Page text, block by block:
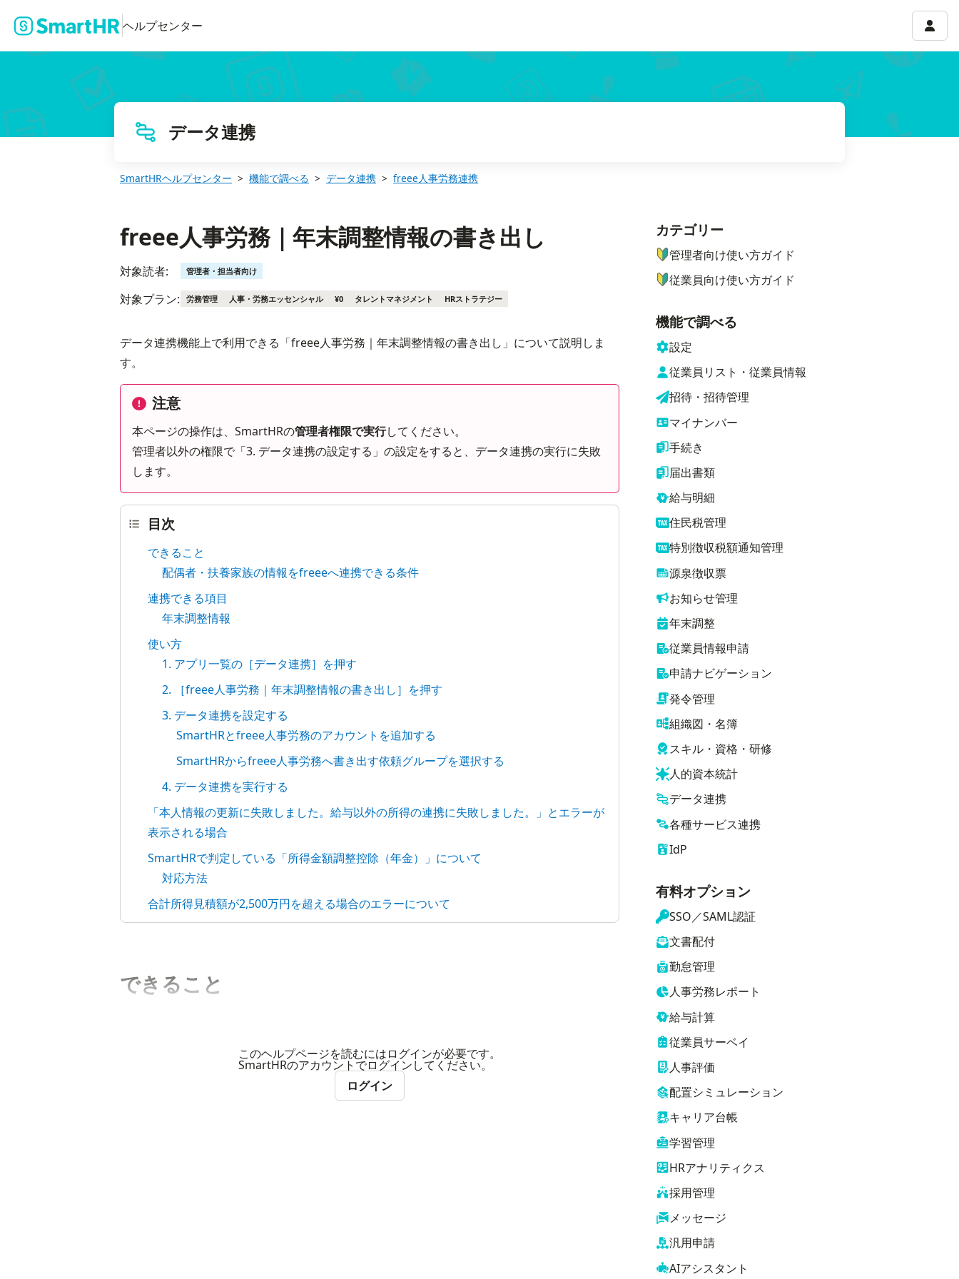
ヘルプセンター アカ
データ連携
SmartHRヘルプセンター 機能で調べる データ連携 freee人事労務連携
freee人事労務｜年末調整情報の書き出し
対象読者: 管理者・担当者向け
対象プラン: 労務管理 人事・労務エッセンシャル ¥0 タレントマネジメント HRストラテジー
データ連携機能上で利用できる「freee人事労務｜年末調整情報の書き出し」について説明しま
す。
注意
本ページの操作は、SmartHRの管理者権限で実行してください。
管理者以外の権限で「3. データ連携の設定する」の設定をすると、データ連携の実行に失敗
します。
目次
できること
配偶者・扶養家族の情報をfreeeへ連携できる条件
連携できる項目
年末調整情報
使い方
1. アプリ一覧の［データ連携］を押す
2. ［freee人事労務｜年末調整情報の書き出し］を押す
3. データ連携を設定する
SmartHRとfreee人事労務のアカウントを追加する
SmartHRからfreee人事労務へ書き出す依頼グループを選択する
4. データ連携を実行する
「本人情報の更新に失敗しました。給与以外の所得の連携に失敗しました。」とエラーが
表示される場合
SmartHRで判定している「所得金額調整控除（年金）」について
対応方法
合計所得見積額が2,500万円を超える場合のエラーについて
できること
このヘルプページを読むにはログインが必要です。
SmartHRのアカウントでログインしてください。
ログイン
ナビゲーションメニュー
カテゴリー
管理者向け使い方ガイド
従業員向け使い方ガイド
機能で調べる
設定
従業員リスト・従業員情報
招待・招待管理
マイナンバー
手続き
届出書類
給与明細
住民税管理
特別徴収税額通知管理
源泉徴収票
お知らせ管理
年末調整
従業員情報申請
申請ナビゲーション
発令管理
組織図・名簿
スキル・資格・研修
人的資本統計
データ連携
各種サービス連携
IdP
有料オプション
SSO／SAML認証
文書配付
勤怠管理
人事労務レポート
給与計算
従業員サーベイ
人事評価
配置シミュレーション
キャリア台帳
学習管理
HRアナリティクス
採用管理
メッセージ
汎用申請
AIアシスタント